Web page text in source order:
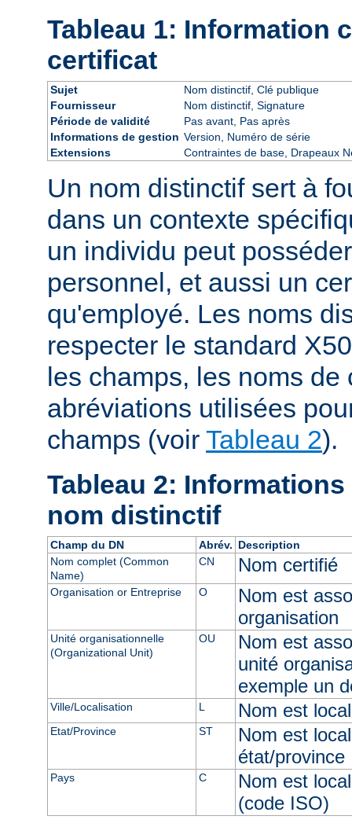
Tableau 1: Information
certificat
Sujet
Nom distinctif, Clé publique
Fournisseur
Nom distinctif, Signature
Période de validité
Pas avant, Pas après
Informations de gestion Version, Numéro de série
Extensions
Contraintes de base, Drapeaux
Un nom distinctif sert à
dans un contexte
un individu peut
personnel, et aussi un
qu'employé. Les noms
respecter le standard
les champs, les noms de
abréviations utilisées
champs (voir Tableau 2).
Tableau 2:
nom distinctif
Champ du DN Abrév. Description
Nom complet (Common
Name)
CN Nom certifié
Organisation or Entreprise O
Nom est
organisation
Unité organisationnelle
(Organizational Unit)
OU
Nom est
unité
exemple un
Ville/Localisation L Nom est
Etat/Province ST
Nom est
état/province
Pays C
Nom est
(code ISO)